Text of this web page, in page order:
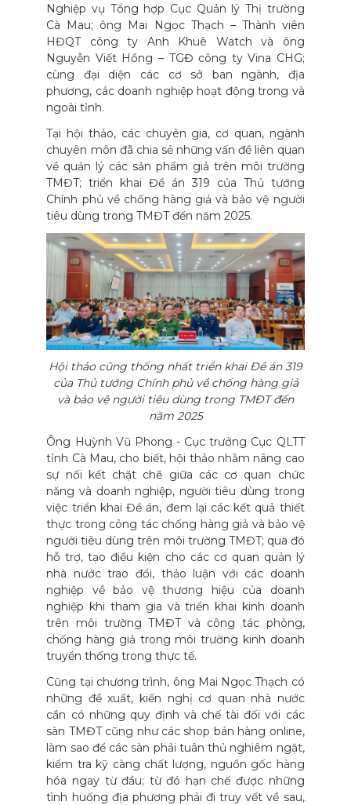
Nghiệp vụ Tổng hợp Cục Quản lý Thị trường
Cà Mau; ông Mai Ngọc Thạch – Thành viên
HĐQT công ty Anh Khuê Watch và ông
Nguyễn Viết Hồng – TGĐ công ty Vina CHG;
cùng đại diện các cơ sở ban ngành, địa
phương, các doanh nghiệp hoạt động trong và
ngoài tỉnh.
Tại hội thảo, các chuyên gia, cơ quan, ngành
chuyên môn đã chia sẻ những vấn đề liên quan
về quản lý các sản phẩm giả trên môi trường
TMĐT; triển khai Đề án 319 của Thủ tướng
Chính phủ về chống hàng giả và bảo vệ người
tiêu dùng trong TMĐT đến năm 2025.
Hội thảo cũng thống nhất triển khai Đề án 319
của Thủ tướng Chính phủ về chống hàng giả
và bảo vệ người tiêu dùng trong TMĐT đến
năm 2025
Ông Huỳnh Vũ Phong - Cục trưởng Cục QLTT
tỉnh Cà Mau, cho biết, hội thảo nhằm nâng cao
sự nối kết chặt chẽ giữa các cơ quan chức
năng và doanh nghiệp, người tiêu dùng trong
việc triển khai Đề án, đem lại các kết quả thiết
thực trong công tác chống hàng giả và bảo vệ
người tiêu dùng trên môi trường TMĐT; qua đó
hỗ trợ, tạo điều kiện cho các cơ quan quản lý
nhà nước trao đổi, thảo luận với các doanh
nghiệp về bảo vệ thương hiệu của doanh
nghiệp khi tham gia và triển khai kinh doanh
trên môi trường TMĐT và công tác phòng,
chống hàng giả trong môi trường kinh doanh
truyền thống trong thực tế.
Cũng tại chương trình, ông Mai Ngọc Thạch có
những đề xuất, kiến nghị cơ quan nhà nước
cần có những quy định và chế tài đối với các
sàn TMĐT cũng như các shop bán hàng online,
làm sao để các sàn phải tuân thủ nghiêm ngặt,
kiểm tra kỹ càng chất lượng, nguồn gốc hàng
hóa ngay từ đầu; từ đó hạn chế được những
tình huống địa phương phải đi truy vết về sau,